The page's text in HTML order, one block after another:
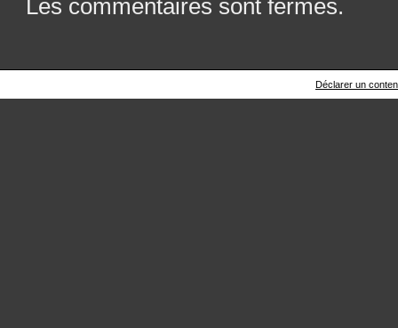
Les commentaires sont fermés.
Déclarer un